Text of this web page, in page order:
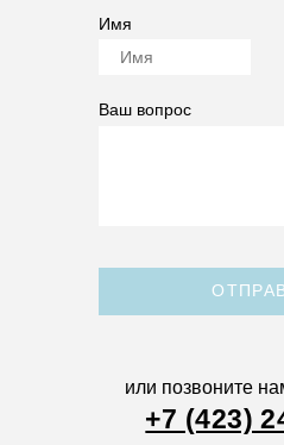
Имя
Ваш вопрос
или позвоните
+7 (423)